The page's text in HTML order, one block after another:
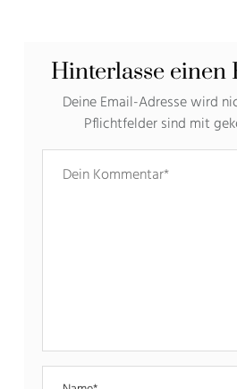
Hinterlasse einen
Deine Email-Adresse wird
Pflichtfelder sind mit